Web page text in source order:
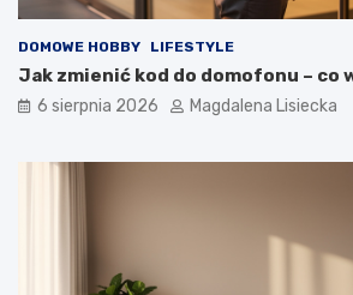
DOMOWE HOBBY LIFESTYLE
Jak zmienić kod do domofonu – co
6 sierpnia 2026 Magdalena Lisiecka